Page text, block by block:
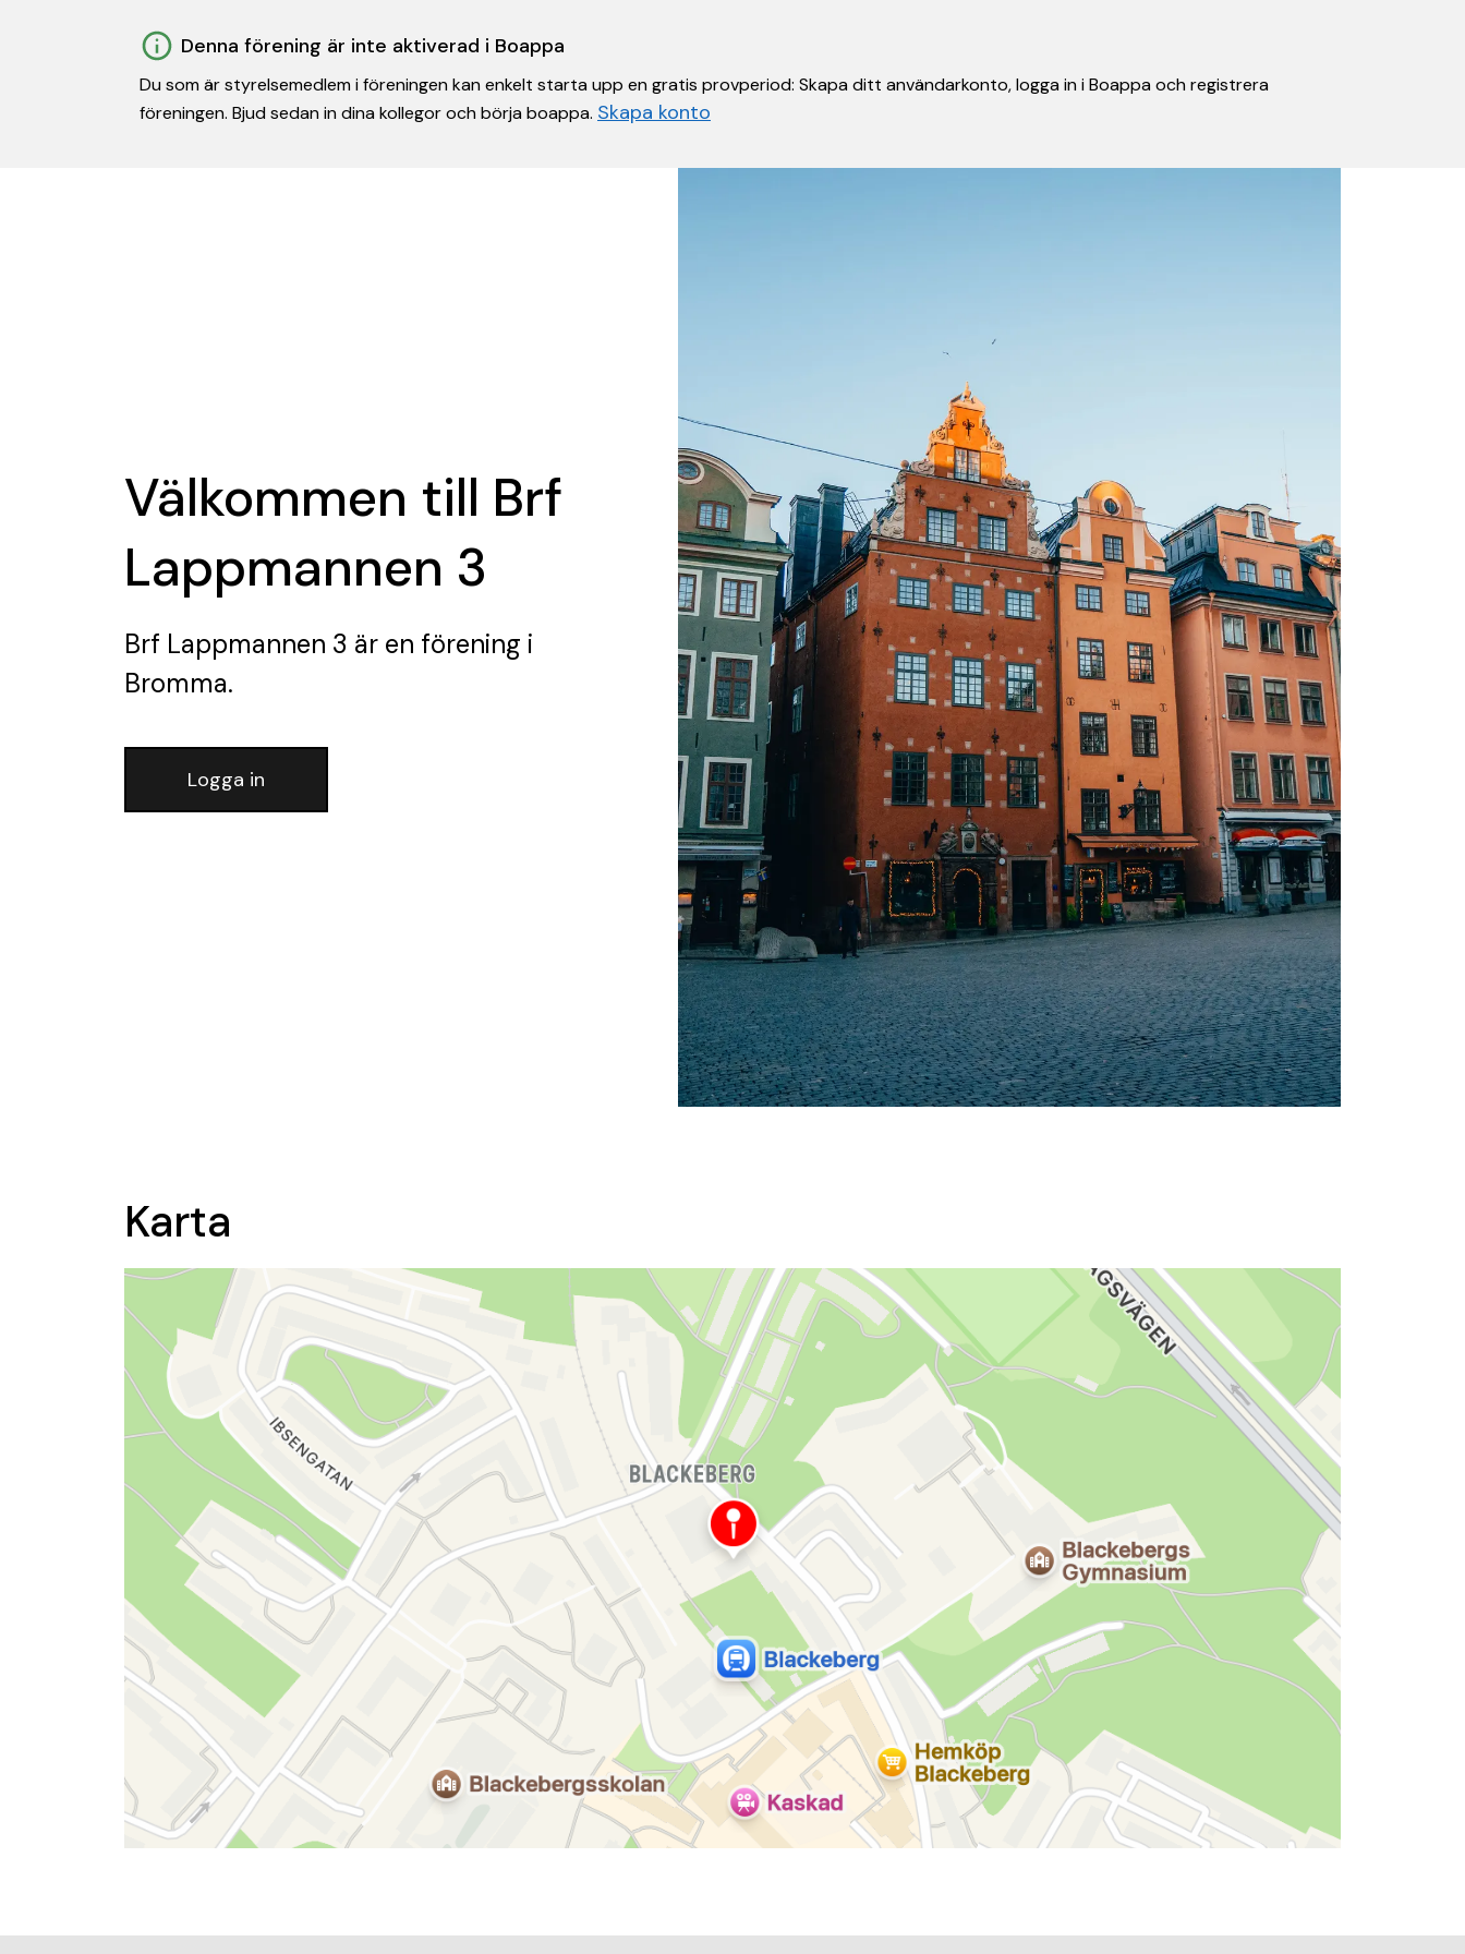
Denna förening är inte aktiverad i Boappa
Du som är styrelsemedlem i föreningen kan enkelt starta upp en gratis provperiod: Skapa ditt användarkonto, logga in i Boappa och registrera
föreningen. Bjud sedan in dina kollegor och börja boappa. Skapa konto
Välkommen till Brf
Lappmannen 3
Brf Lappmannen 3 är en förening i
Bromma.
Logga in
Karta